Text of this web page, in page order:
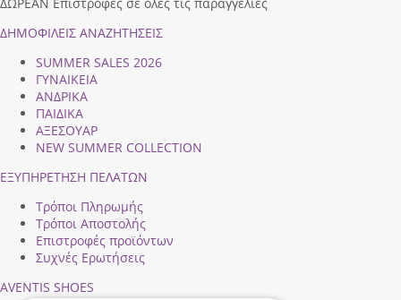
ΔΗΜΟΦΙΛEIΣ ΑΝΑΖΗΤΗΣΕΙΣ
SUMMER SALES 2026
ΓΥΝΑΙΚΕΙΑ
ΑΝΔΡΙΚΑ
ΠΑΙΔΙΚΑ
ΑΞΕΣΟΥΑΡ
NEW SUMMER COLLECTION
ΕΞΥΠΗΡΕΤΗΣΗ ΠΕΛΑΤΩΝ
Τρόποι Πληρωμής
Τρόποι Αποστολής
Επιστροφές προϊόντων
Συχνές Ερωτήσεις
AVENTIS SHOES